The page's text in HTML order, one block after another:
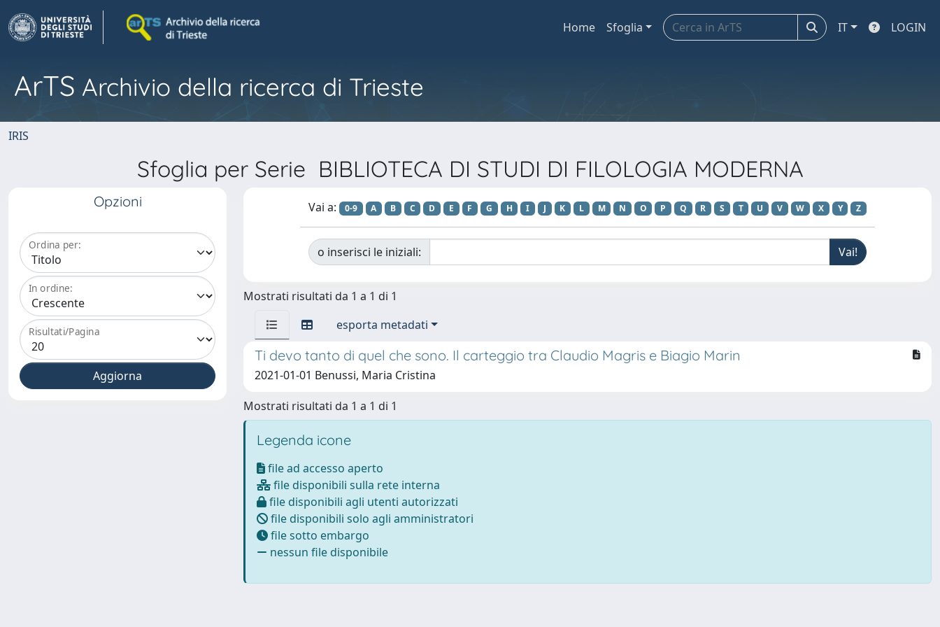
Home Sfoglia IT LOGIN
ArTS Archivio della ricerca di Trieste
IRIS
Sfoglia per Serie BIBLIOTECA DI STUDI DI FILOLOGIA MODERNA
Opzioni
Ordina per:
In ordine:
Risultati/Pagina
Vai a: 0-9 A B C D E F G H I J K L M N O P Q R S T U V W X Y Z
o inserisci le iniziali:
Mostrati risultati da 1 a 1 di 1
esporta metadati
Ti devo tanto di quel che sono. Il carteggio tra Claudio Magris e Biagio Marin
2021-01-01 Benussi, Maria Cristina
Mostrati risultati da 1 a 1 di 1
Legenda icone
file ad accesso aperto
file disponibili sulla rete interna
file disponibili agli utenti autorizzati
file disponibili solo agli amministratori
file sotto embargo
nessun file disponibile